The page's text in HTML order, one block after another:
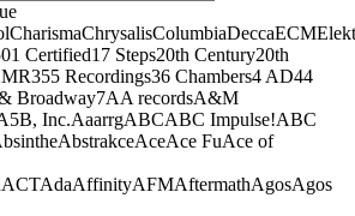
CharismaChrysalisColumbiaDeccaECM
Certified17 Steps20th Century20th
355 Recordings36 Chambers4 AD44
Broadway7AA recordsA&M
Inc.AaarrgABCABC Impulse!ABC
AbstrakceAceAce FuAce of
ACTAdaAffinityAFMAftermathAgosAgos